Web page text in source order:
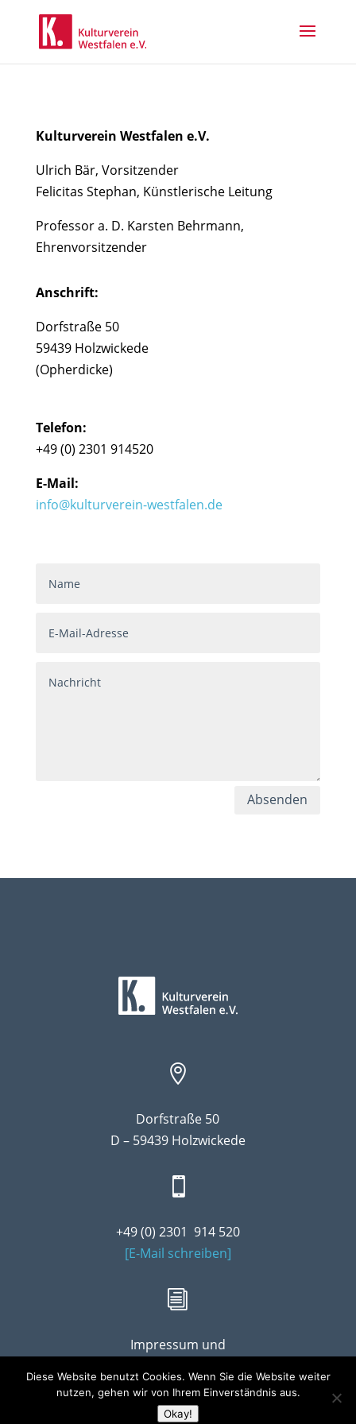
Kulturverein Westfalen e.V.
Ulrich Bär, Vorsitzender
Felicitas Stephan, Künstlerische Leitung
Professor a. D. Karsten Behrmann,
Ehrenvorsitzender
Anschrift:
Dorfstraße 50
59439 Holzwickede
(Opherdicke)
Telefon:
+49 (0) 2301 914520
E-Mail:
info@kulturverein-westfalen.de
Absenden

Dorfstraße 50
D – 59439 Holzwickede

+49 (0) 2301 914 520
[E-Mail schreiben]
i
Impressum und
Diese Website benutzt Cookies. Wenn Sie die Website weiter
nutzen, gehen wir von Ihrem Einverständnis aus.
Okay!